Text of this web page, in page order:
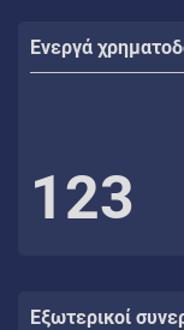
Ενεργά
123
Εξωτερικοί